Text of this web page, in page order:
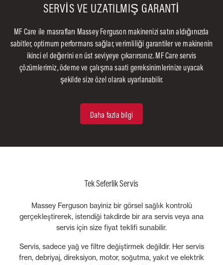
SERVİS VE UZATILMIŞ GARANTİ
MF Care ile masrafları Massey Ferguson makinenizi satın aldığınızda
sabitler, optimum performans sağlar, verimliliği garantiler ve makinenin
ikinci el değerini en üst seviyeye çıkarırsınız. MF Care servis
çözümlerimiz, ödeme ve çalışma saati gereksinimlerinize uyacak
şekilde size özel olarak uyarlanabilir.
Daha fazla bilgi
Tek Seferlik Servis
Massey Ferguson bayiniz bir görsel sağlık kontrolü
gerçekleştirerek, istendiği takdirde bir ara servis veya ana
servis için size fiyat teklifi sunabilir.
Servis, sadece yağ ve filtre değiştirmek değildir. Her servis
fren, debriyaj, direksiyon, motor, soğutma, yakıt ve elektrik